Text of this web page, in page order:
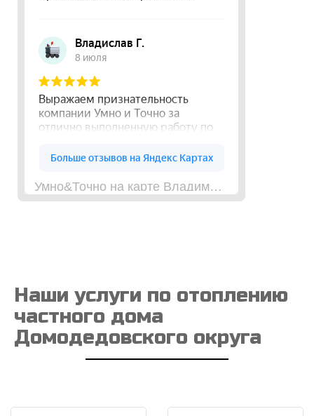
Умно&Точно на карте Владимирской области — Яндекс Карты
Наши услуги по отоплению
частного дома
Домодедовского округа